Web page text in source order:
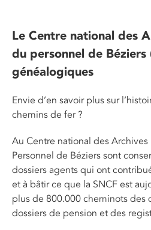
Le Centre national des
du personnel de Béziers
généalogiques
Envie d’en savoir plus sur
chemins de fer ?
Au Centre national des
Personnel de Béziers sont
dossiers agents qui ont
et à bâtir ce que la SNCF est
plus de 800.000 cheminots des
dossiers de pension et des